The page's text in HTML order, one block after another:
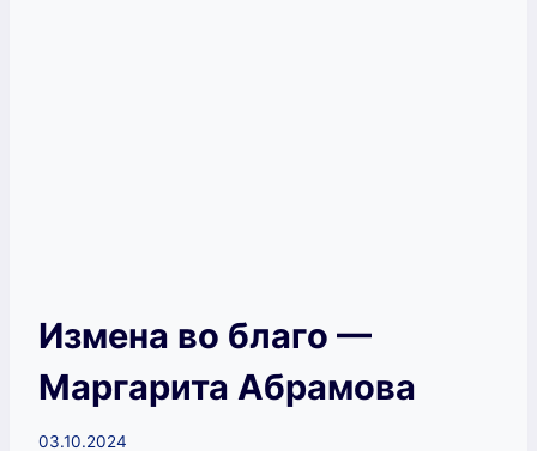
Измена во благо —
Маргарита Абрамова
03.10.2024